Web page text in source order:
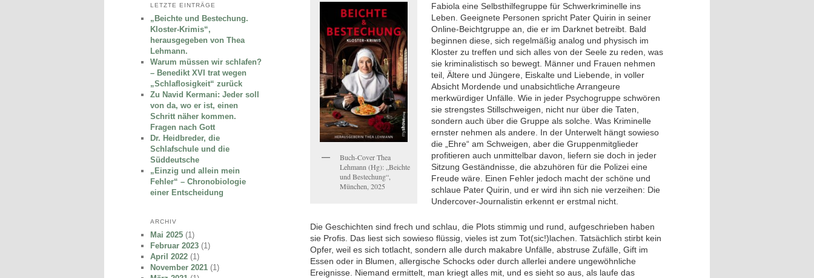
Buch-Cover Thea
Lehmann (Hg): „Beichte
und Bestechung“,
München, 2025
Fabiola eine Selbsthilfegruppe für Schwerkriminelle ins
Leben. Geeignete Personen spricht Pater Quirin in seiner
Online-Beichtgruppe an, die er im Darknet betreibt. Bald
beginnen diese, sich regelmäßig analog und physisch im
Kloster zu treffen und sich alles von der Seele zu reden, was
sie kriminalistisch so bewegt. Männer und Frauen nehmen
teil, Ältere und Jüngere, Eiskalte und Liebende, in voller
Absicht Mordende und unabsichtliche Arrangeure
merkwürdiger Unfälle. Wie in jeder Psychogruppe schwören
sie strengstes Stillschweigen, nicht nur über die Taten,
sondern auch über die Gruppe als solche. Was Kriminelle
ernster nehmen als andere. In der Unterwelt hängt sowieso
die „Ehre“ am Schweigen, aber die Gruppenmitglieder
profitieren auch unmittelbar davon, liefern sie doch in jeder
Sitzung Geständnisse, die abzuhören für die Polizei eine
Freude wäre. Einen Fehler jedoch macht der schöne und
schlaue Pater Quirin, und er wird ihn sich nie verzeihen: Die
Undercover-Journalistin erkennt er erstmal nicht.
Die Geschichten sind frech und schlau, die Plots stimmig und rund, aufgeschrieben haben
sie Profis. Das liest sich sowieso flüssig, vieles ist zum Tot(sic!)lachen. Tatsächlich stirbt kein
Opfer, weil es sich totlacht, sondern alle durch makabre Unfälle, abstruse Zufälle, Gift im
Essen oder in Blumen, allergische Schocks oder durch allerlei andere ungewöhnliche
Ereignisse. Niemand ermittelt, man kriegt alles mit, und es sieht so aus, als laufe das
LETZTE EINTRÄGE
„Beichte und Bestechung.
Kloster-Krimis“,
herausgegeben von Thea
Lehmann.
Warum müssen wir schlafen?
– Benedikt XVI trat wegen
„Schlaflosigkeit“ zurück
Zu Navid Kermani: Jeder soll
von da, wo er ist, einen
Schritt näher kommen.
Fragen nach Gott
Dr. Heidbreder, die
Schlafschule und die
Süddeutsche
„Einzig und allein mein
Fehler“ – Chronobiologie
einer Entscheidung
ARCHIV
Mai 2025 (1)
Februar 2023 (1)
April 2022 (1)
November 2021 (1)